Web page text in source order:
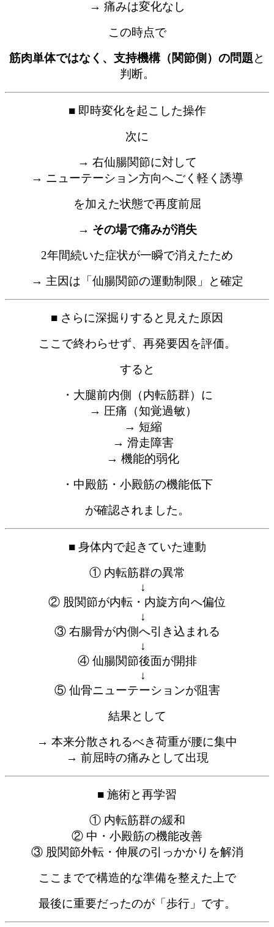
→ 痛みは変化なし
この時点で
筋肉単体ではなく、支持機構（関節側）の問題と
判断。
■ 即時変化を起こした操作
次に
→ 右仙腸関節に対して
→ ニューテーション方向へごく軽く誘導
を加えた状態で再度前屈
→ その場で痛みが消失
2年間続いた症状が一瞬で消えたため
→ 主因は「仙腸関節の運動制限」と確定
■ さらに深掘りすると見えた原因
ここで終わらせず、再発要因を評価。
すると
・大腿前内側（内転筋群）に
→ 圧痛（知覚過敏）
→ 短縮
→ 滑走障害
→ 機能的弱化
・中殿筋・小殿筋の機能低下
が確認されました。
■ 身体内で起きていた連動
① 内転筋群の異常
↓
② 股関節が内転・内旋方向へ偏位
↓
③ 右腸骨が内側へ引き込まれる
↓
④ 仙腸関節後面が開排
↓
⑤ 仙骨ニューテーションが阻害
結果として
→ 本来分散されるべき荷重が腰に集中
→ 前屈時の痛みとして出現
■ 施術と再学習
① 内転筋群の緩和
② 中・小殿筋の機能改善
③ 股関節外転・伸展の引っかかりを解消
ここまでで構造的な準備を整えた上で
最後に重要だったのが「歩行」です。